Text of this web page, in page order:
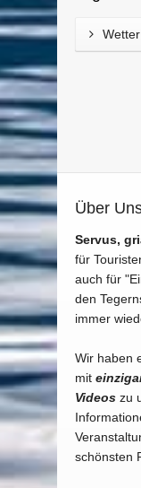
Über
Servus,
für
auch für
den
immer
Wir haben
mit
Videos zu
schönsten